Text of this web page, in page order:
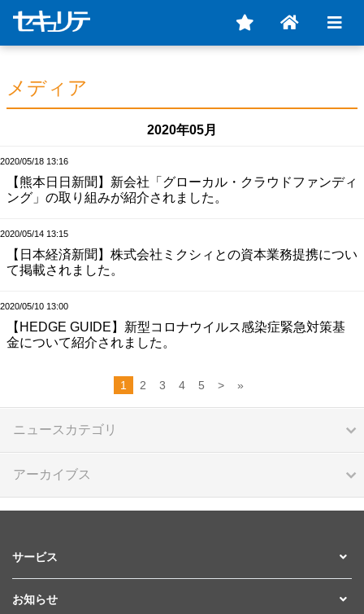
メディア
2020年05月
2020/05/18 13:16
【熊本日日新聞】新会社「グローカル・クラウドファンディ
ング」の取り組みが紹介されました。
2020/05/14 13:15
【日本経済新聞】株式会社ミクシィとの資本業務提携につい
て掲載されました。
2020/05/10 13:00
【HEDGE GUIDE】新型コロナウイルス感染症緊急対策基
金について紹介されました。
1 2 3 4 5 > »
ニュースカテゴリ
アーカイブス
サービス
お知らせ